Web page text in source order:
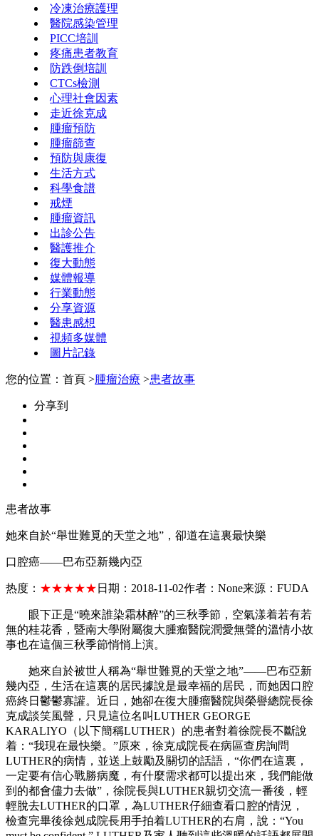
冷凍治療護理
醫院感染管理
PICC培訓
疼痛患者教育
防跌倒培訓
CTCs檢測
心理社會因素
走近徐克成
腫瘤預防
腫瘤篩查
預防與康復
生活方式
科學食譜
戒煙
腫瘤資訊
出診公告
醫護推介
復大動態
媒體報導
行業動態
分享資源
醫患感想
視頻多媒體
圖片記錄
您的位置：首頁 >腫瘤治療 >患者故事
分享到
患者故事
她來自於“舉世難覓的天堂之地”，卻道在這裏最快樂
口腔癌——巴布亞新幾內亞
热度： ★★★★★ 日期： 2018-11-02作者： None来源： FUDA
眼下正是“曉來誰染霜林醉”的三秋季節，空氣漾着若有若
無的桂花香，暨南大學附屬復大腫瘤醫院潤愛無聲的溫情小故
事也在這個三秋季節悄悄上演。
她來自於被世人稱為“舉世難覓的天堂之地”——巴布亞新
幾內亞，生活在這裏的居民據說是最幸福的居民，而她因口腔
癌終日鬱鬱寡讙。近日，她卻在復大腫瘤醫院與榮譽總院長徐
克成談笑風聲，只見這位名叫LUTHER GEORGE
KARALIYO（以下簡稱LUTHER）的患者對着徐院長不斷說
着：“我現在最快樂。”原來，徐克成院長在病區查房詢問
LUTHER的病情，並送上鼓勵及關切的話語，“你們在這裏，
一定要有信心戰勝病魔，有什麼需求都可以提出來，我們能做
到的都會儘力去做”，徐院長與LUTHER親切交流一番後，輕
輕脫去LUTHER的口罩，為LUTHER仔細查看口腔的情況，
檢查完畢後徐剋成院長用手拍着LUTHER的右肩，說：“You